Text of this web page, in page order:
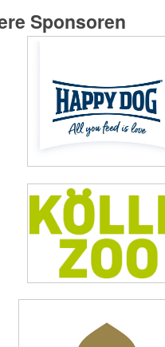
Sponsoren